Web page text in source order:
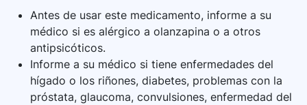
Antes de usar este medicamento, informe a su
médico si es alérgico a olanzapina o a otros
antipsicóticos.
Informe a su médico si tiene enfermedades del
hígado o los riñones, diabetes, problemas con la
próstata, glaucoma, convulsiones, enfermedad del